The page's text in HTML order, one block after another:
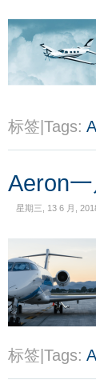
标签|Tags:
Aeron
星期三, 13 6 月,
标签|Tags: